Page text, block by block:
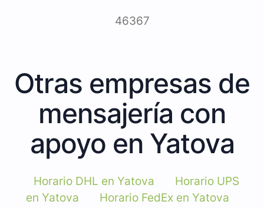
46367
Otras empresas de
mensajería con
apoyo en Yatova
Horario DHL en Yatova
Horario UPS
en Yatova
Horario FedEx en Yatova